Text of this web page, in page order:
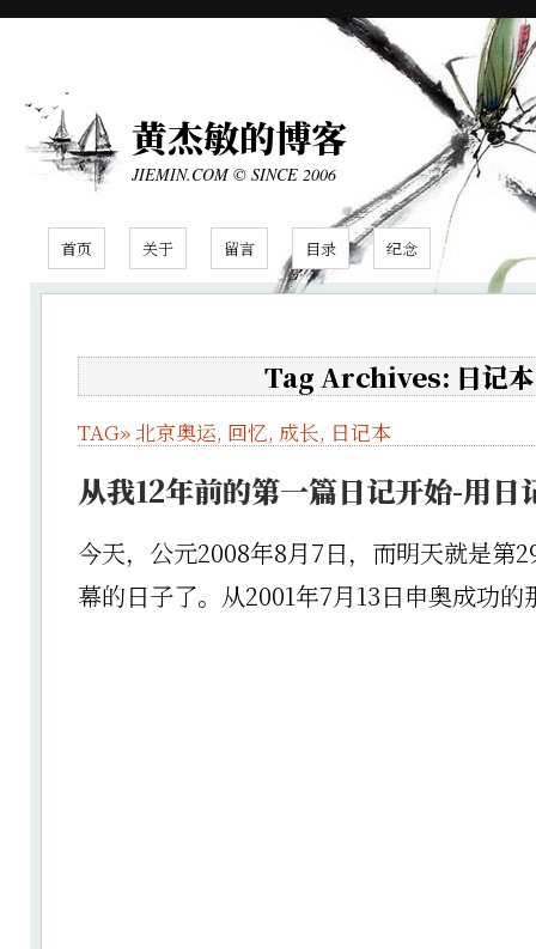
黄杰敏的博客
JIEMIN.COM © SINCE 2006
首页 关于 留言 目录 纪念
Tag Archives: 日记本
TAG» 北京奥运, 回忆, 成长, 日记本
从我12年前的第一篇日记开始-用日
今天，公元2008年8月7日，而明天就是第
幕的日子了。从2001年7月13日申奥成功